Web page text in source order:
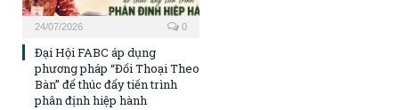
24/07/2026 0
Đại Hội FABC áp dụng
phương pháp “Đối Thoại Theo
Bàn” để thúc đẩy tiến trình
phân định hiệp hành